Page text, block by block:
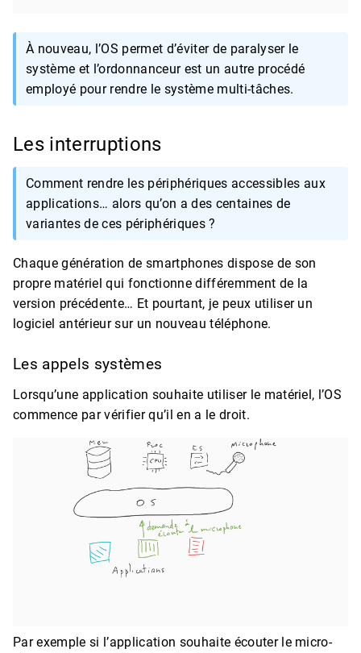
À nouveau, l’OS permet d’éviter de paralyser le
système et l’ordonnanceur est un autre procédé
employé pour rendre le système multi-tâches.
Les interruptions
Comment rendre les périphériques accessibles aux
applications… alors qu’on a des centaines de
variantes de ces périphériques ?
Chaque génération de smartphones dispose de son
propre matériel qui fonctionne différemment de la
version précédente… Et pourtant, je peux utiliser un
logiciel antérieur sur un nouveau téléphone.
Les appels systèmes
Lorsqu’une application souhaite utiliser le matériel, l’OS
commence par vérifier qu’il en a le droit.
Par exemple si l’application souhaite écouter le micro-